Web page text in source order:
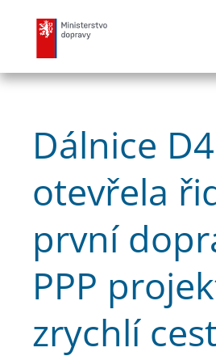
Ministerstvo
Dálnice
otevřela
první
PPP
zrychlí